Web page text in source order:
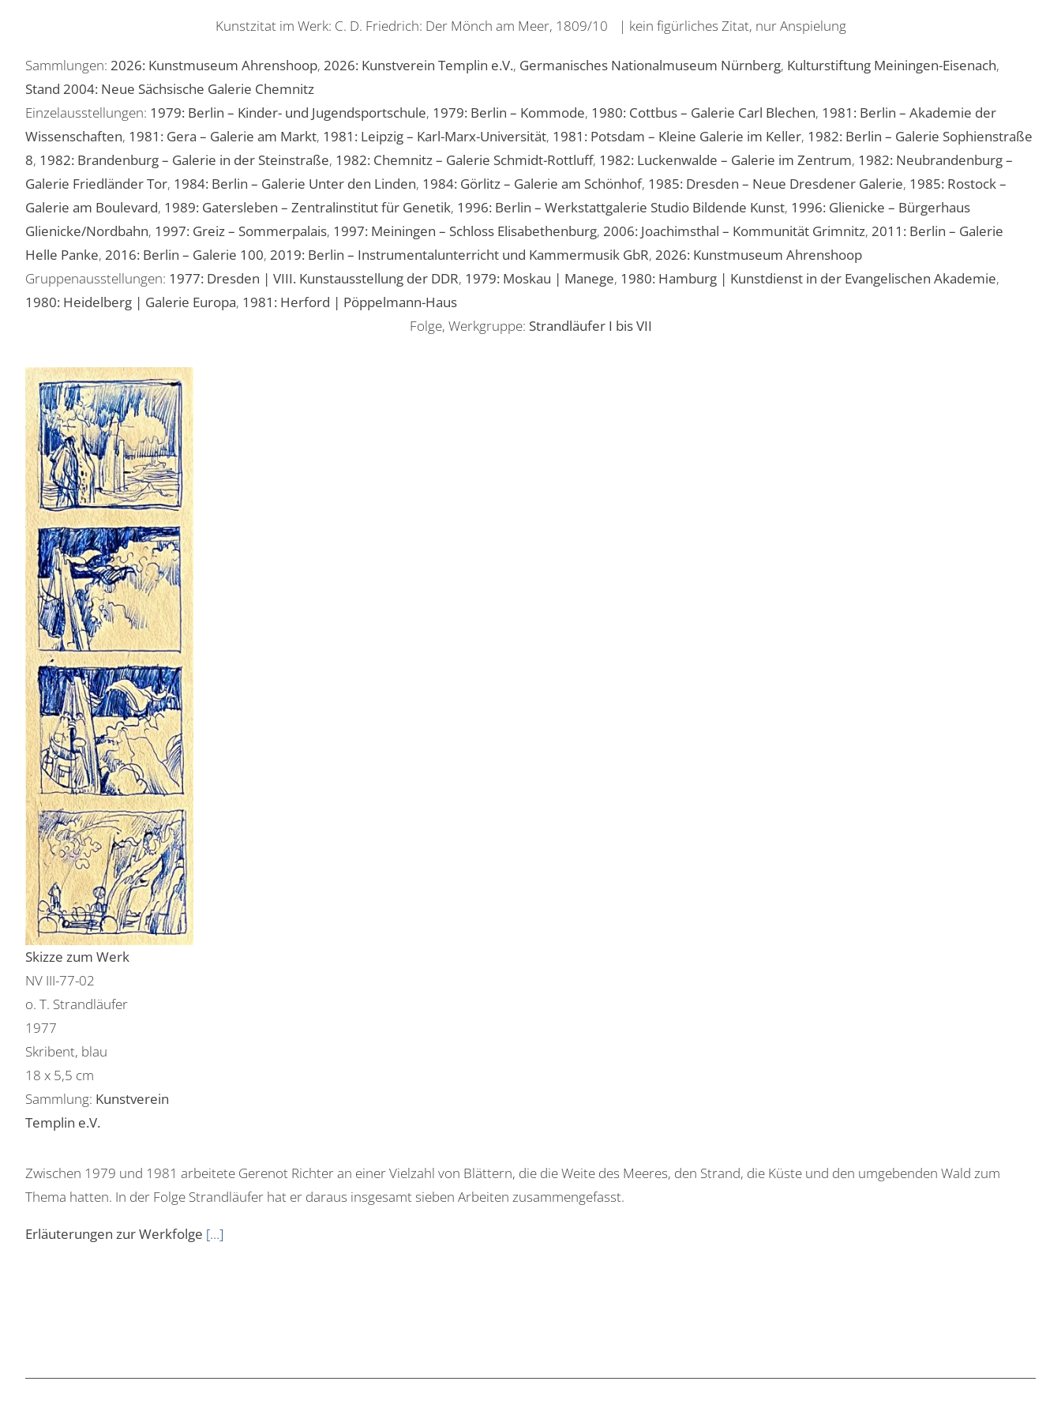
Kunstzitat im Werk: C. D. Friedrich: Der Mönch am Meer, 1809/10 | kein figürliches Zitat, nur Anspielung
Sammlungen: 2026: Kunstmuseum Ahrenshoop, 2026: Kunstverein Templin e.V., Germanisches Nationalmuseum Nürnberg, Kulturstiftung Meiningen-Eisenach,
Stand 2004: Neue Sächsische Galerie Chemnitz
Einzelausstellungen: 1979: Berlin – Kinder- und Jugendsportschule, 1979: Berlin – Kommode, 1980: Cottbus – Galerie Carl Blechen, 1981: Berlin – Akademie der
Wissenschaften, 1981: Gera – Galerie am Markt, 1981: Leipzig – Karl-Marx-Universität, 1981: Potsdam – Kleine Galerie im Keller, 1982: Berlin – Galerie Sophienstraße
8, 1982: Brandenburg – Galerie in der Steinstraße, 1982: Chemnitz – Galerie Schmidt-Rottluff, 1982: Luckenwalde – Galerie im Zentrum, 1982: Neubrandenburg –
Galerie Friedländer Tor, 1984: Berlin – Galerie Unter den Linden, 1984: Görlitz – Galerie am Schönhof, 1985: Dresden – Neue Dresdener Galerie, 1985: Rostock –
Galerie am Boulevard, 1989: Gatersleben – Zentralinstitut für Genetik, 1996: Berlin – Werkstattgalerie Studio Bildende Kunst, 1996: Glienicke – Bürgerhaus
Glienicke/Nordbahn, 1997: Greiz – Sommerpalais, 1997: Meiningen – Schloss Elisabethenburg, 2006: Joachimsthal – Kommunität Grimnitz, 2011: Berlin – Galerie
Helle Panke, 2016: Berlin – Galerie 100, 2019: Berlin – Instrumentalunterricht und Kammermusik GbR, 2026: Kunstmuseum Ahrenshoop
Gruppenausstellungen: 1977: Dresden | VIII. Kunstausstellung der DDR, 1979: Moskau | Manege, 1980: Hamburg | Kunstdienst in der Evangelischen Akademie,
1980: Heidelberg | Galerie Europa, 1981: Herford | Pöppelmann-Haus
Folge, Werkgruppe: Strandläufer I bis VII
Skizze zum Werk
NV III-77-02
o. T. Strandläufer
1977
Skribent, blau
18 x 5,5 cm
Sammlung: Kunstverein
Templin e.V.
Zwischen 1979 und 1981 arbeitete Gerenot Richter an einer Vielzahl von Blättern, die die Weite des Meeres, den Strand, die Küste und den umgebenden Wald zum
Thema hatten. In der Folge Strandläufer hat er daraus insgesamt sieben Arbeiten zusammengefasst.
Erläuterungen zur Werkfolge […]